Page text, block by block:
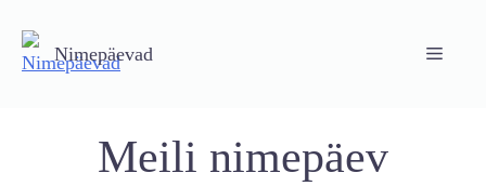
content
Nimepäevad Menu
Meili nimepäev